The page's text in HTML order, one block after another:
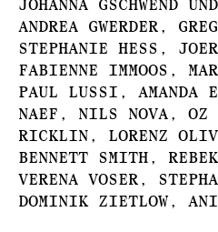
Johanna Gschwend
Andrea Gwerder,
Stephanie Hess,
Fabienne Immoos,
Paul Lussi, Amanda
Naef, Nils Nova, Oz
Ricklin, Lorenz
Bennett Smith,
Verena Voser,
Dominik Zietlow,